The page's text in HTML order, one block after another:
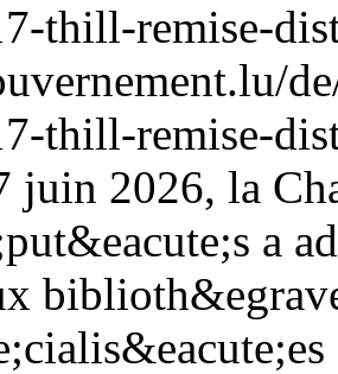
thill-remise-
thill-remise-
juin 2026, la
a